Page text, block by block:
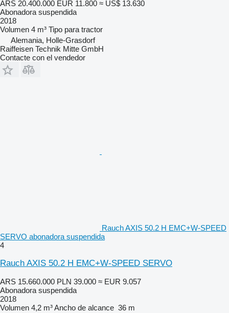
ARS 20.400.000 EUR 11.800 ≈ US$ 13.630
Abonadora suspendida
2018
Volumen 4 m³ Tipo para tractor
Alemania, Holle-Grasdorf
Raiffeisen Technik Mitte GmbH
Contacte con el vendedor
Rauch AXIS 50.2 H EMC+W-SPEED
SERVO abonadora suspendida
4
Rauch AXIS 50.2 H EMC+W-SPEED SERVO
ARS 15.660.000 PLN 39.000 ≈ EUR 9.057
Abonadora suspendida
2018
Volumen 4,2 m³Ancho de alcance 36 m